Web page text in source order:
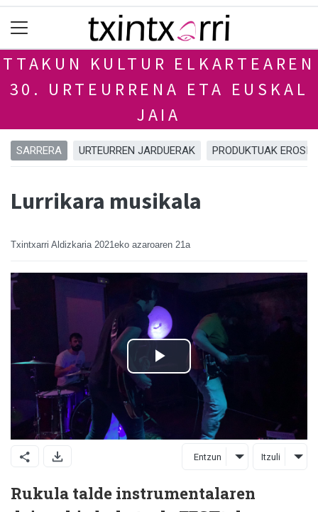
TTAKUN KULTUR ELKARTEAREN
30. URTEURRENA ETA EUSKAL
JAIA
SARRERA URTEURREN JARDUERAK PRODUKTUAK EROSI
Lurrikara musikala
Txintxarri Aldizkaria 2021eko azaroaren 21a
Entzun Itzuli
Rukula talde instrumentalaren